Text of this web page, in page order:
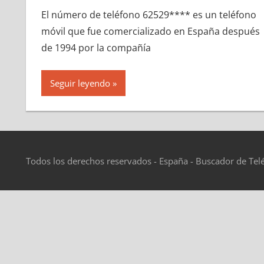
El número dе teléfono 62529**** es un teléfono
móvil quе fue comercializado en España después
dе 1994 pοr la compañía
Seguir leyendo
Todos los derechos reservados - España - Buscador de